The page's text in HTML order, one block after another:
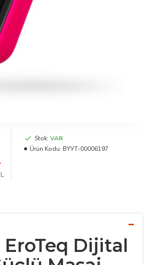
Stok: VAR
Ürün Kodu: BYУТ-00006197
EroTeq Dijital